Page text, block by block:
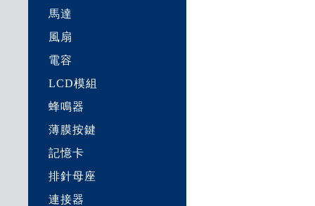
馬達
風扇
電容
LCD模組
蜂鳴器
薄膜按鍵
記憶卡
排針母座
連接器